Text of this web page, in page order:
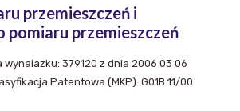
przemieszczeń i
pomiaru przemieszczeń
wynalazku: 379120 z dnia 2006 03 06
Patentowa (MKP): G01B 11/00